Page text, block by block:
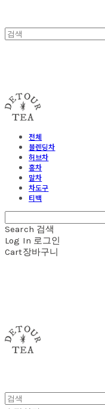
전체
블렌딩차
허브차
홍차
말차
차도구
티백
Search 검색
Log In 로그인
Cart장바구니